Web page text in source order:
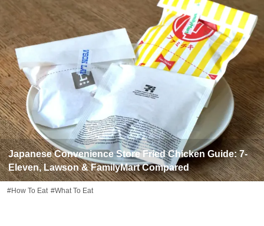
Japanese Convenience Store Fried Chicken Guide: 7-
Eleven, Lawson & FamilyMart Compared
#How To Eat #What To Eat